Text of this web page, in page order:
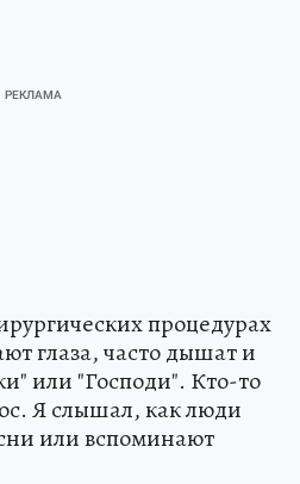
процедурах
глаза, часто дышат и
или "Господи". Кто-то
Я слышал, как люди
или вспоминают